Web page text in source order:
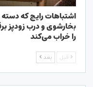
اشتباهات رایج که دسته
بخارشوی و درب زودپز
را خراب می‌کند
قبل بعد